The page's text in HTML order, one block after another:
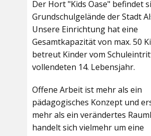
Der Hort "Kids Oase" befindet
Grundschulgelände der Stadt
Unsere Einrichtung hat eine
Gesamtkapazität von max. 50
betreut Kinder vom
vollendeten 14. Lebensjahr.
Offene Arbeit ist mehr als ein
pädagogisches Konzept und
mehr als ein verändertes
handelt sich vielmehr um eine